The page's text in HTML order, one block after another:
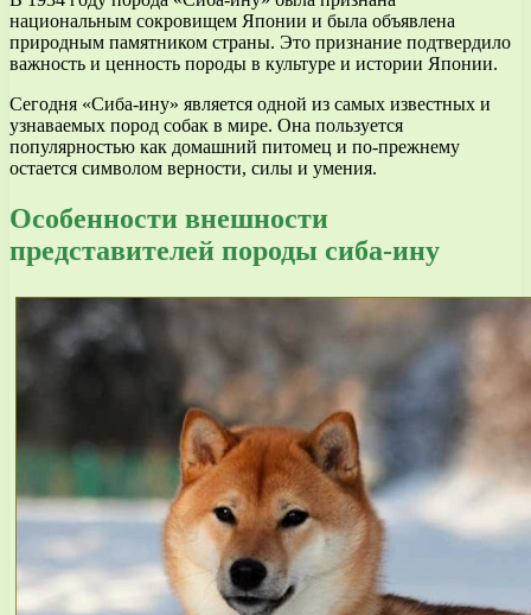
национальным сокровищем Японии и была объявлена
природным памятником страны. Это признание подтвердило
важность и ценность породы в культуре и истории Японии.
Сегодня «Сиба-ину» является одной из самых известных и
узнаваемых пород собак в мире. Она пользуется
популярностью как домашний питомец и по-прежнему
остается символом верности, силы и умения.
Особенности внешности
представителей породы сиба-ину